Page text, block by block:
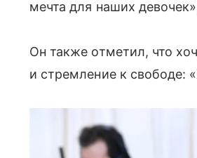
мечта для наших
Он также отметил, что
и стремление к свободе: